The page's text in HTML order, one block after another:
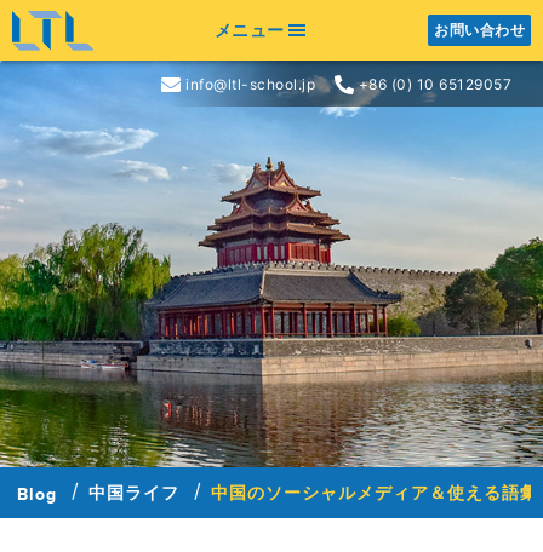
メニュー お問い合わせ
info@ltl-school.jp +86 (0) 10 65129057
Blog 中国ライフ 中国のソーシャルメディア＆使える語彙